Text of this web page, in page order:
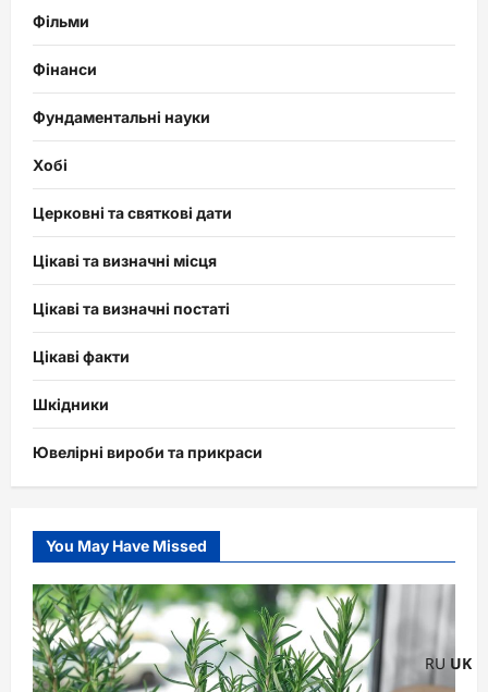
Фільми
Фінанси
Фундаментальні науки
Хобі
Церковні та святкові дати
Цікаві та визначні місця
Цікаві та визначні постаті
Цікаві факти
Шкідники
Ювелірні вироби та прикраси
You May Have Missed
RU UK